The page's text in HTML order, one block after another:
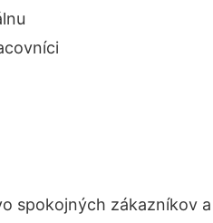
spokojných zákazníkov